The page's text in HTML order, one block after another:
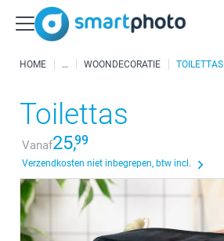
HOME WOONDECORATIE TOILETTAS
Toilettas
Vanaf25,99
Verzendkosten niet inbegrepen, btw incl.